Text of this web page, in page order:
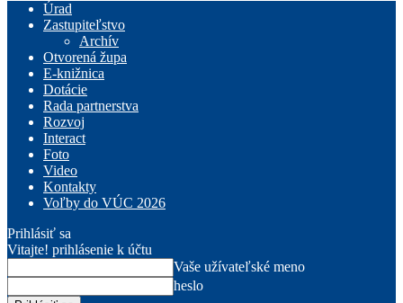
Úrad
Zastupiteľstvo
Archív
Otvorená župa
E-knižnica
Dotácie
Rada partnerstva
Rozvoj
Interact
Foto
Video
Kontakty
Voľby do VÚC 2026
Prihlásiť sa
Vitajte! prihlásenie k účtu
Vaše užívateľské meno
heslo